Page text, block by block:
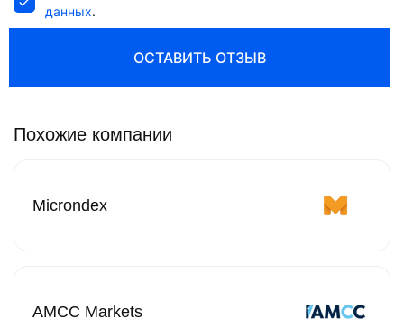
данных.
ОСТАВИТЬ ОТЗЫВ
Похожие компании
Microndex
AMCC Markets